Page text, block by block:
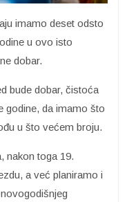
imamo deset odsto
u ovo isto
dobar.
bude dobar, čistoća
godine, da imamo što
u što većem broju.
nakon toga 19.
a već planiramo i